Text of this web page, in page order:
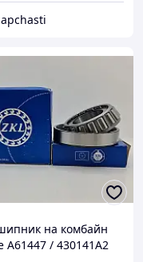
на комбайн
A61447 / 430141A2